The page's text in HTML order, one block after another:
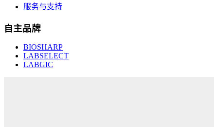
服务与支持
自主品牌
BIOSHARP
LABSELECT
LABGIC